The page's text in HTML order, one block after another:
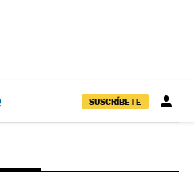
SUSCRÍBETE